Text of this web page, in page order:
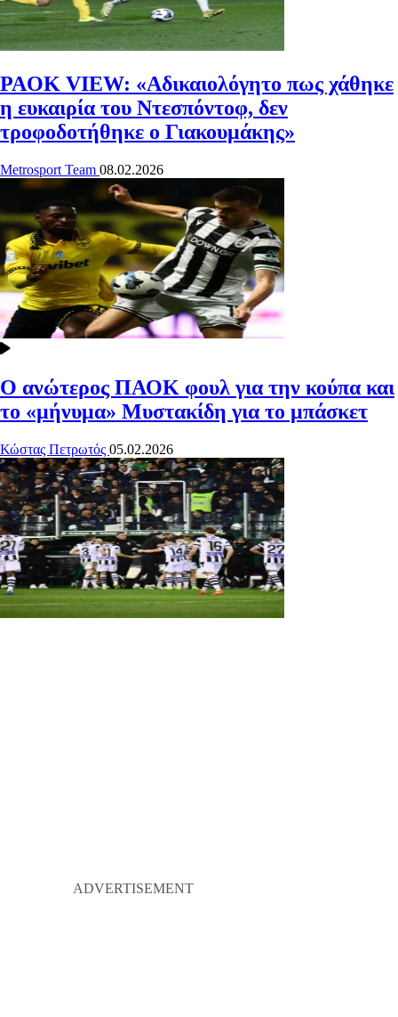
PAOK VIEW: «Αδικαιολόγητο πως χάθηκε
η ευκαιρία του Ντεσπόντοφ, δεν
τροφοδοτήθηκε ο Γιακουμάκης»
Metrosport Team 08.02.2026
Ο ανώτερος ΠΑΟΚ φουλ για την κούπα και
το «μήνυμα» Μυστακίδη για το μπάσκετ
Κώστας Πετρωτός 05.02.2026